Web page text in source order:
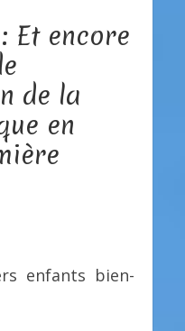
Et encore
de la
en
enfants bien-